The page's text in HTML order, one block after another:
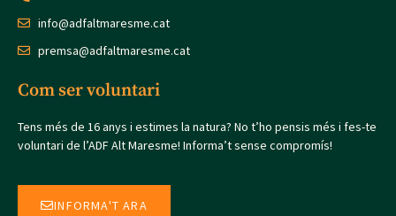
info@adfaltmaresme.cat
premsa@adfaltmaresme.cat
Com ser voluntari
Tens més de 16 anys i estimes la natura? No t’ho pensis més i fes-te
voluntari de l’ADF Alt Maresme! Informa’t sense compromís!
INFORMA'T ARA